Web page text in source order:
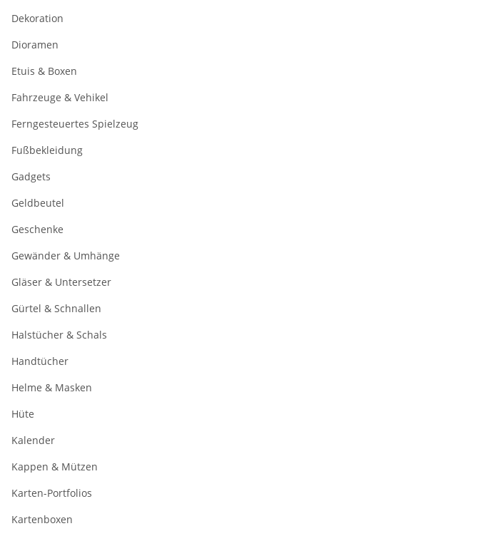
Dekoration
Dioramen
Etuis & Boxen
Fahrzeuge & Vehikel
Ferngesteuertes Spielzeug
Fußbekleidung
Gadgets
Geldbeutel
Geschenke
Gewänder & Umhänge
Gläser & Untersetzer
Gürtel & Schnallen
Halstücher & Schals
Handtücher
Helme & Masken
Hüte
Kalender
Kappen & Mützen
Karten-Portfolios
Kartenboxen